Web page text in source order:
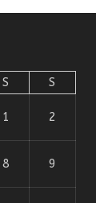
S S
1 2
8 9